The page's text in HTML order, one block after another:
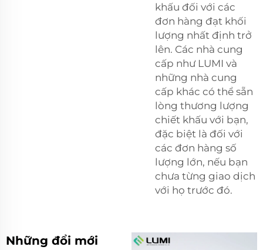
khấu đối với các
đơn hàng đạt khối
lượng nhất định trở
lên. Các nhà cung
cấp như LUMI và
những nhà cung
cấp khác có thể sẵn
lòng thương lượng
chiết khấu với bạn,
đặc biệt là đối với
các đơn hàng số
lượng lớn, nếu bạn
chưa từng giao dịch
với họ trước đó.
Những đổi mới